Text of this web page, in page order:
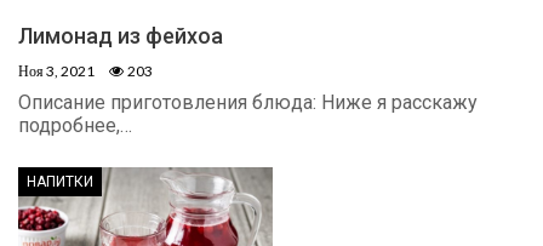
Лимонад из фейхоа
Ноя 3, 2021 203
Описание приготовления блюда: Ниже я расскажу
подробнее,…
НАПИТКИ